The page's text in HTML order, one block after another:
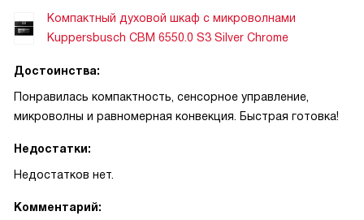
Особенно запомнился первый вечер с пиццей:
использовал режим «пицца» и камень для выпечки из
комплекта. Тесто получилось с хрустящей корочкой, а
восторге, и с тех пор домашние пиццы стали регулярной
традицией. Еще один случай: неожиданно пришли друзья,
нужно было быстро запечь курицу и пару блюд. Включил
температуры — все приготовилось ровно и быстро. Гости
отметили, что мясо сочное, а хруст — отличный!
Компактный духовой шкаф с микроволнами
Kuppersbusch CBM 6550.0 S3 Silver Chrome
Достоинства:
Понравилась компактность, сенсорное управление,
микроволны и равномерная конвекция. Быстрая готовка!
Недостатки:
Недостатков нет.
Комментарий: